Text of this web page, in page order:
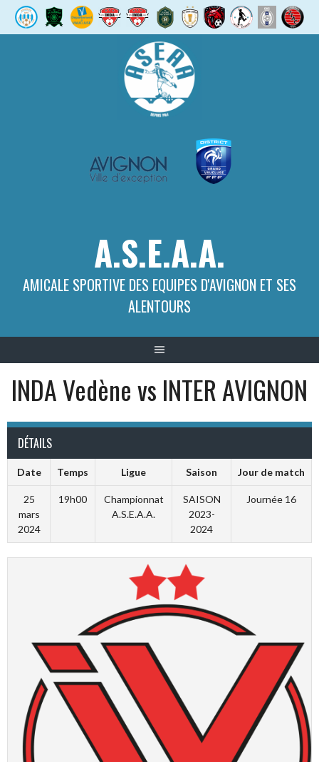
A.S.E.A.A.
AMICALE SPORTIVE DES EQUIPES D'AVIGNON ET SES
ALENTOURS
INDA Vedène vs INTER AVIGNON
DÉTAILS
Date Temps Ligue Saison Jour de match
25
mars
2024
19h00
Championnat
A.S.E.A.A.
SAISON
2023-
2024
Journée 16